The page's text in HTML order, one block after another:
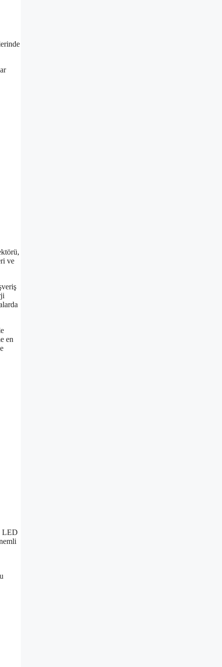
ve
en
LED